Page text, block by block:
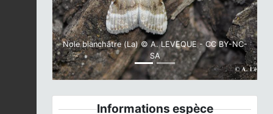
Nole blanchâtre (La) © A. LEVEQUE - CC BY-NC-
SA
Informations espèce